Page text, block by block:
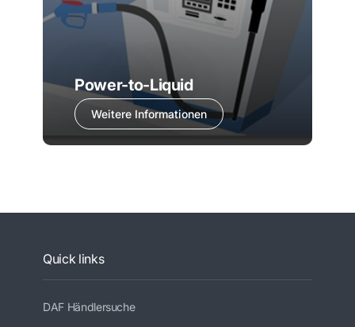
Power-to-Liquid
Weitere Informationen
Quick links
DAF Händlersuche